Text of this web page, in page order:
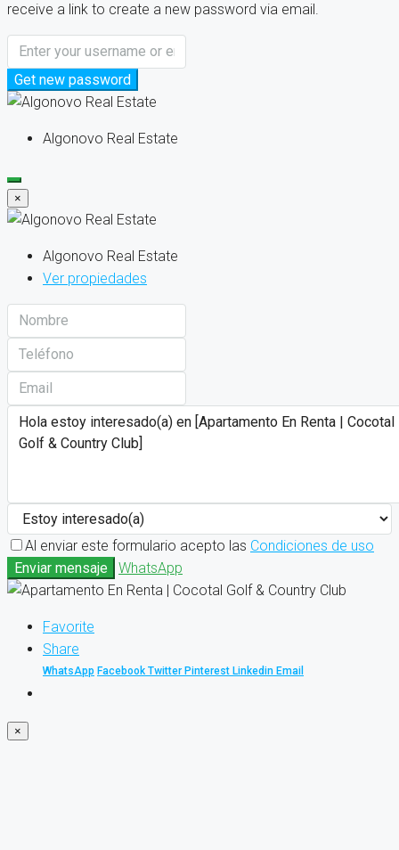
receive a link to create a new password via email.
Get new password
Algonovo Real Estate
×
Algonovo Real Estate
Ver propiedades
Al enviar este formulario acepto las Condiciones de uso
Enviar mensaje
WhatsApp
Favorite
Share
WhatsApp Facebook Twitter Pinterest Linkedin Email
×